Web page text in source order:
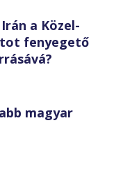
a Közel-
fenyegető
magyar